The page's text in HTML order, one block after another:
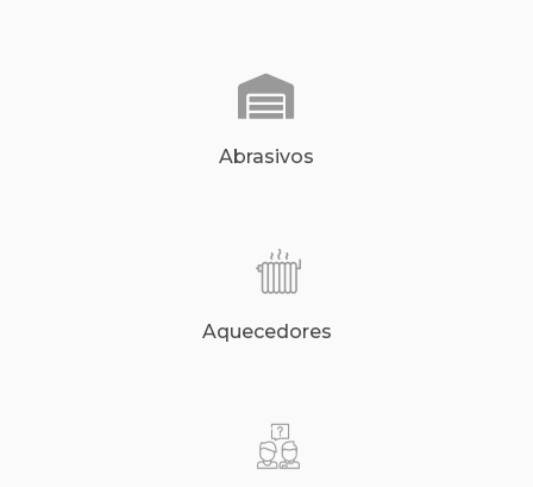
Abrasivos
Aquecedores